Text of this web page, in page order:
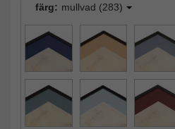
färg: mullvad (283)